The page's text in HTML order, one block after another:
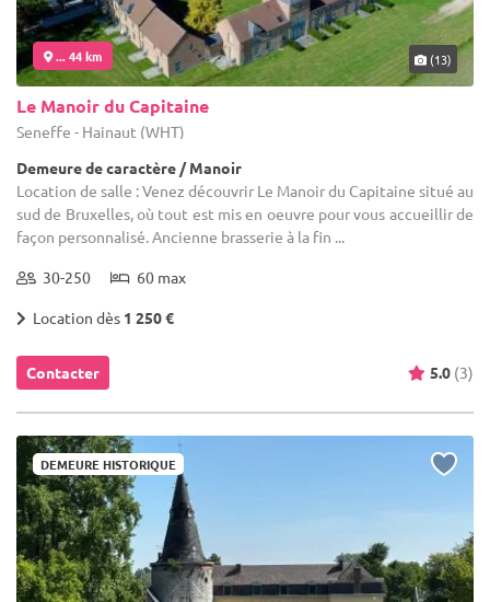
... 44 km (13)
Le Manoir du Capitaine
Seneffe - Hainaut (WHT)
Demeure de caractère / Manoir
Location de salle : Venez découvrir Le Manoir du Capitaine situé au
sud de Bruxelles, où tout est mis en oeuvre pour vous accueillir de
façon personnalisé. Ancienne brasserie à la fin ...
30-250 60 max
Location dès 1 250 €
Contacter 5.0 (3)
DEMEURE HISTORIQUE